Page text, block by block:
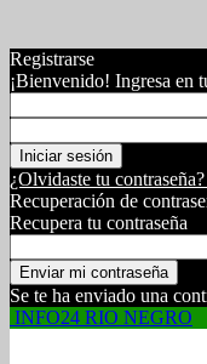
Registrarse
¡Bienvenido! Ingresa en
¿Olvidaste tu
Recuperación de
Recupera tu contraseña
Se te ha enviado una
INFO24 RIO NEGRO